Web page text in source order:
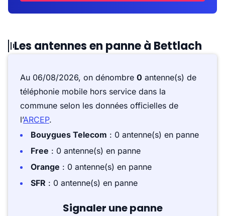
Les antennes en panne à Bettlach
Au 06/08/2026, on dénombre 0 antenne(s) de
téléphonie mobile hors service dans la
commune selon les données officielles de
l’ARCEP.
Bouygues Telecom : 0 antenne(s) en panne
Free : 0 antenne(s) en panne
Orange : 0 antenne(s) en panne
SFR : 0 antenne(s) en panne
Signaler une panne